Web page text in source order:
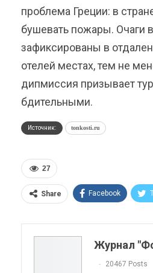
проблема Греции: в
бушевать пожары. Очаги
зафиксированы в
отелей местах, тем не
дипмиссия призывает
бдительными.
Источник: tonkosti.ru
27
Share Facebook
Telegram
Linkedin
Журнал
20467 Posts